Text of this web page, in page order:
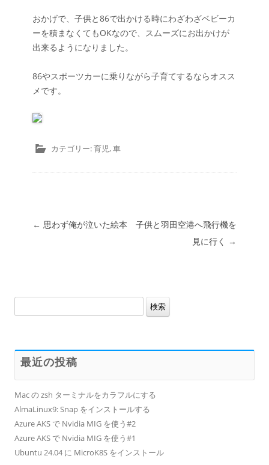
おかげで、子供と86で出かける時にわざわざベビーカ
ーを積まなくてもOKなので、スムーズにお出かけが
出来るようになりました。
86やスポーツカーに乗りながら子育てするならオスス
メです。
カテゴリー:育児,車
投稿ナビゲーション
← 思わず俺が泣いた絵本
子供と羽田空港へ飛行機を
見に行く →
索:
最近の投稿
Mac の zsh ターミナルをカラフルにする
AlmaLinux9: Snap をインストールする
Azure AKS で Nvidia MIG を使う#2
Azure AKS で Nvidia MIG を使う#1
Ubuntu 24.04 に MicroK8S をインストール